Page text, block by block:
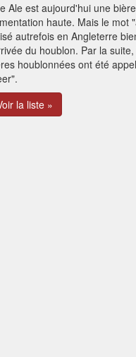
Ale est aujourd'hui une
haute. Mais le mot
autrefois en Angleterre
du houblon. Par la
houblonnées ont été
la liste »